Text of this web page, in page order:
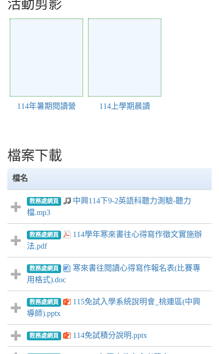
活動剪影
114年暑期閱讀營 114上學期晨讀
檔案下載
檔名
教務處網頁
中興114下9-2英語科聽力測驗-聽力
檔.mp3
教務處網頁
114學年寒來書往心得寫作徵文實施辦
法.pdf
教務處網頁
寒來書往閱讀心得寫作報名表(比賽專
用格式).doc
教務處網頁
115免試入學系統說明會_桃連區(中興
導師).pptx
教務處網頁 114免試積分說明.pptx